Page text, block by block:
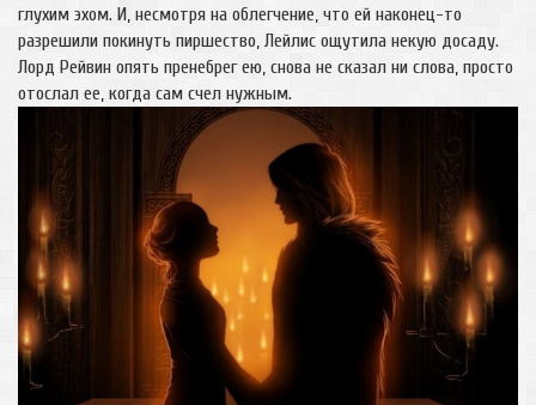
глухим эхом. И, несмотря на облегчение, что ей наконец-то
разрешили покинуть пиршество, Лейлис ощутила некую досаду.
Лорд Рейвин опять пренебрег ею, снова не сказал ни слова, просто
отослал ее, когда сам счел нужным.